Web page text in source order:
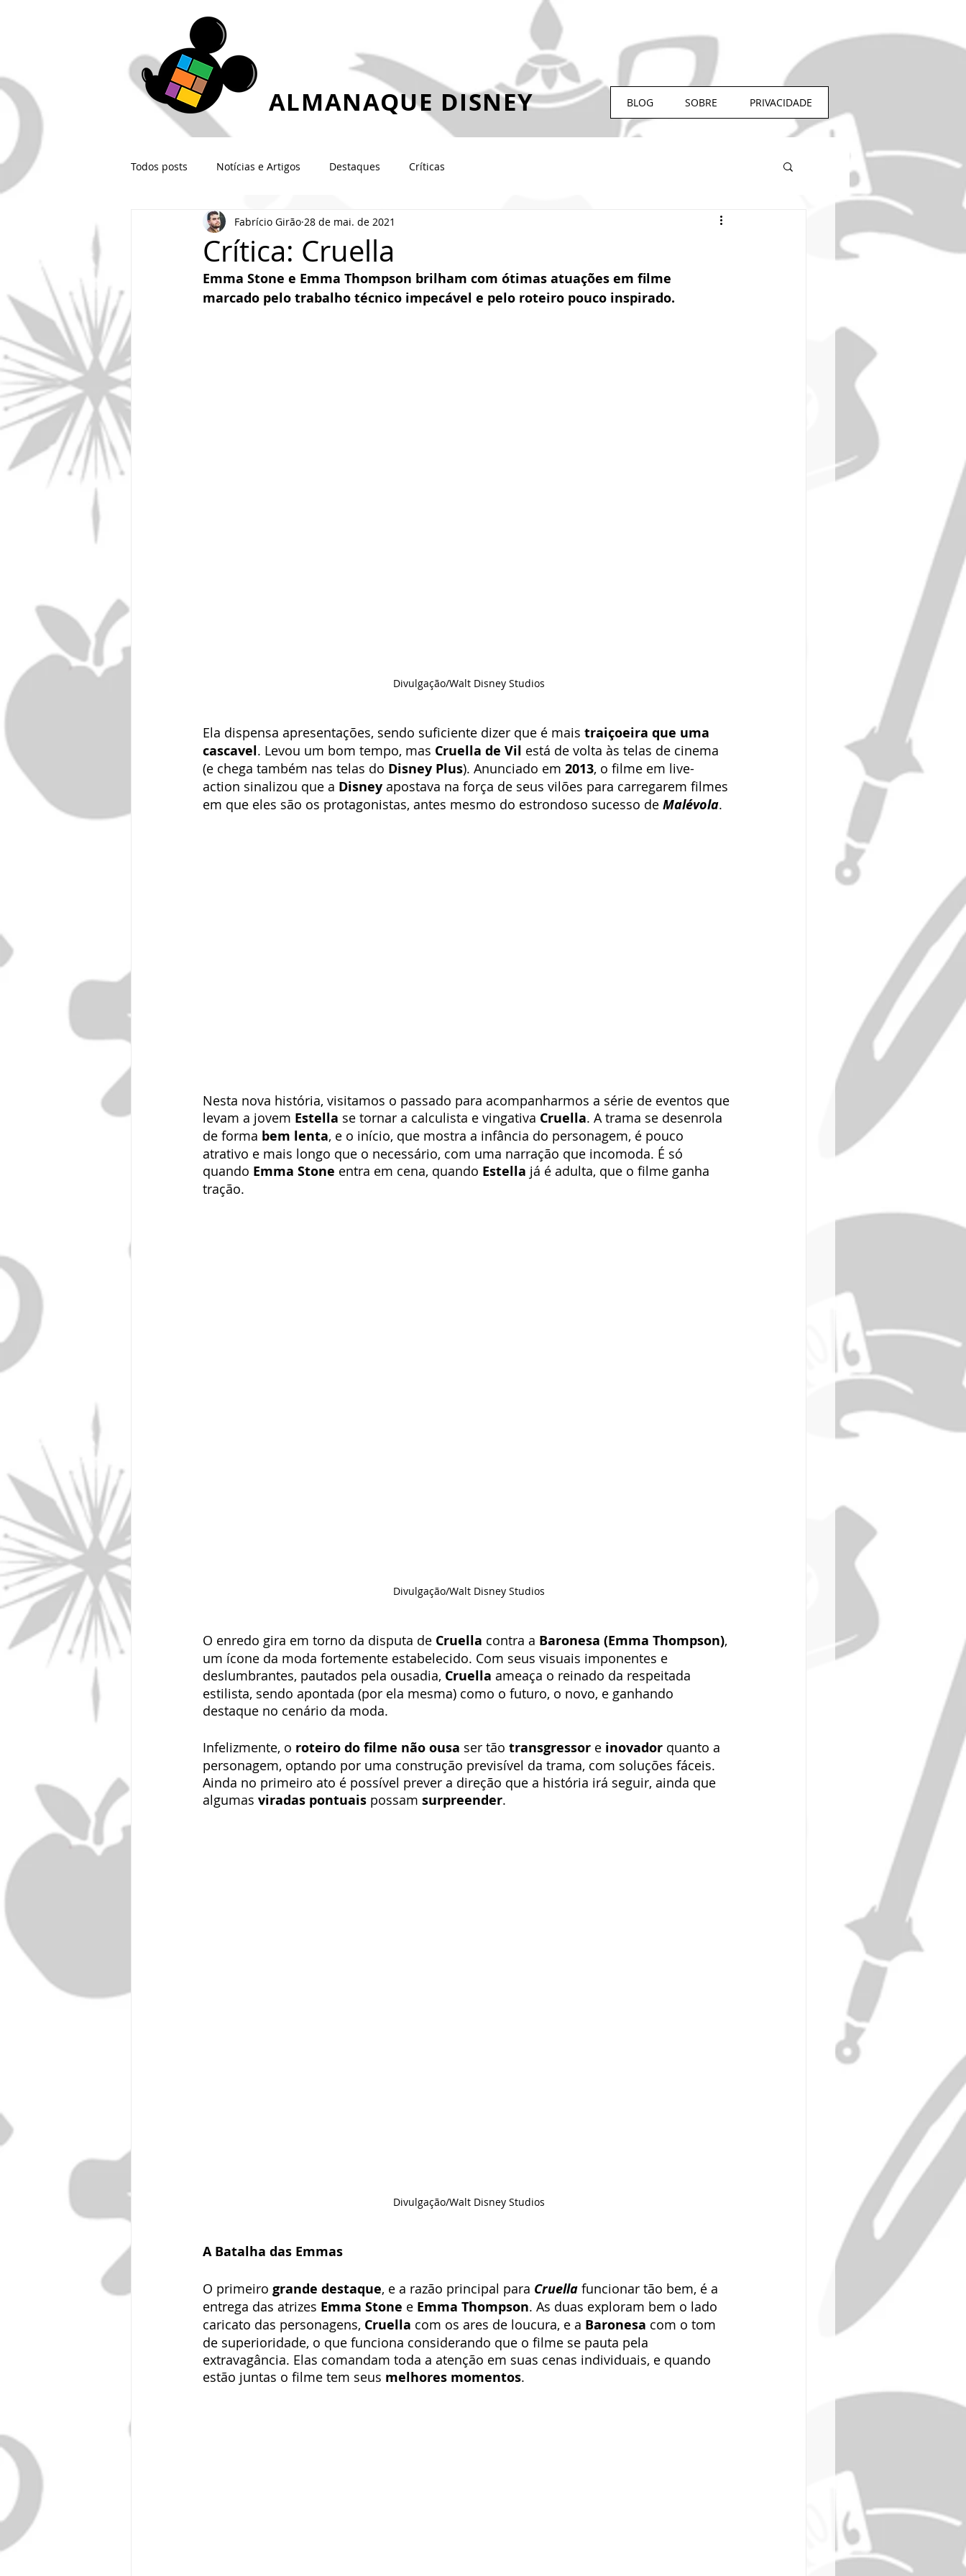
ALMANAQUE DISNEY BLOG SOBRE PRIVACIDADE
Todos posts Notícias e Artigos Destaques Críticas
Crítica: Cruella
Fabrício Girão 28 de mai. de 2021
Emma Stone e Emma Thompson brilham com ótimas atuações em filme
marcado pelo trabalho técnico impecável e pelo roteiro pouco inspirado.
Divulgação/Walt Disney Studios
Ela dispensa apresentações, sendo suficiente dizer que é mais traiçoeira que uma
cascavel. Levou um bom tempo, mas Cruella de Vil está de volta às telas de cinema
(e chega também nas telas do Disney Plus). Anunciado em 2013, o filme em live-
action sinalizou que a Disney apostava na força de seus vilões para carregarem filmes
em que eles são os protagonistas, antes mesmo do estrondoso sucesso de Malévola.
Nesta nova história, visitamos o passado para acompanharmos a série de eventos que
levam a jovem Estella se tornar a calculista e vingativa Cruella. A trama se desenrola
de forma bem lenta, e o início, que mostra a infância do personagem, é pouco
atrativo e mais longo que o necessário, com uma narração que incomoda. É só
quando Emma Stone entra em cena, quando Estella já é adulta, que o filme ganha
tração.
Divulgação/Walt Disney Studios
O enredo gira em torno da disputa de Cruella contra a Baronesa (Emma Thompson),
um ícone da moda fortemente estabelecido. Com seus visuais imponentes e
deslumbrantes, pautados pela ousadia, Cruella ameaça o reinado da respeitada
estilista, sendo apontada (por ela mesma) como o futuro, o novo, e ganhando
destaque no cenário da moda.
Infelizmente, o roteiro do filme não ousa ser tão transgressor e inovador quanto a
personagem, optando por uma construção previsível da trama, com soluções fáceis.
Ainda no primeiro ato é possível prever a direção que a história irá seguir, ainda que
algumas viradas pontuais possam surpreender.
Divulgação/Walt Disney Studios
A Batalha das Emmas
O primeiro grande destaque, e a razão principal para Cruella funcionar tão bem, é a
entrega das atrizes Emma Stone e Emma Thompson. As duas exploram bem o lado
caricato das personagens, Cruella com os ares de loucura, e a Baronesa com o tom
de superioridade, o que funciona considerando que o filme se pauta pela
extravagância. Elas comandam toda a atenção em suas cenas individuais, e quando
estão juntas o filme tem seus melhores momentos.